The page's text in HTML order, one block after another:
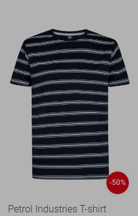
-50%
Petrol Industries T-shirt